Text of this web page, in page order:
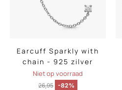
Earcuff Sparkly with
chain - 925 zilver
Niet op voorraad
26,95 -82%